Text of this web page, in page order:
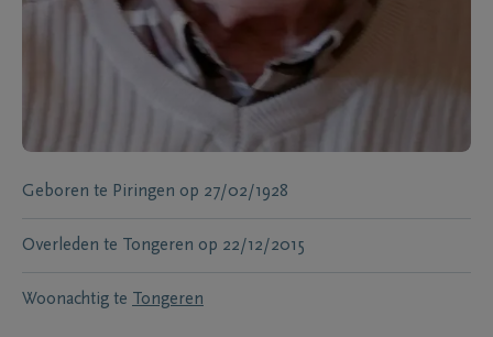
Geboren te Piringen op 27/02/1928
Overleden te Tongeren op 22/12/2015
Woonachtig te Tongeren